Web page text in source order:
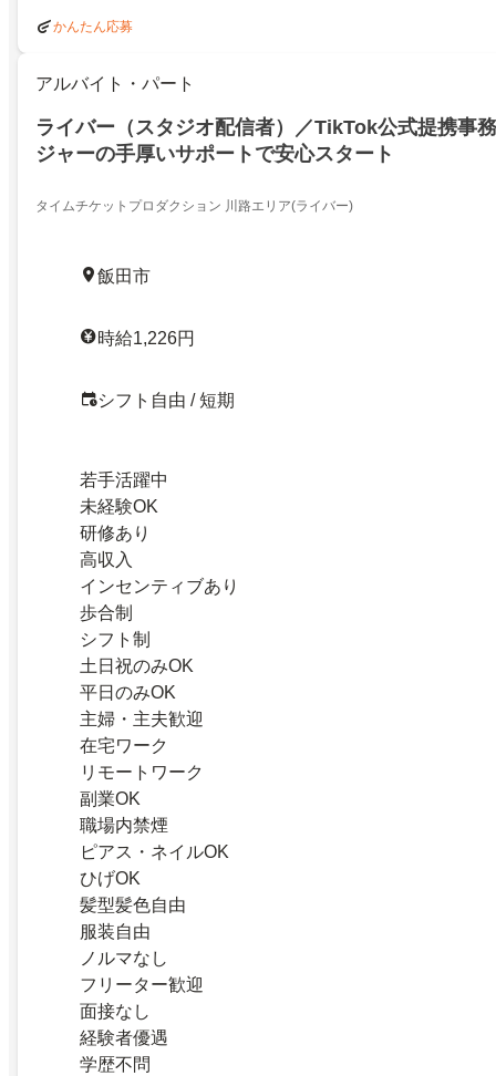
かんたん応募
アルバイト・パート
ライバー（スタジオ配信者）／TikTok公式提携事
ジャーの手厚いサポートで安心スタート
タイムチケットプロダクション 川路エリア(ライバー)
飯田市
時給1,226円
シフト自由 / 短期
若手活躍中
未経験OK
研修あり
高収入
インセンティブあり
歩合制
シフト制
土日祝のみOK
平日のみOK
主婦・主夫歓迎
在宅ワーク
リモートワーク
副業OK
職場内禁煙
ピアス・ネイルOK
ひげOK
髪型髪色自由
服装自由
ノルマなし
フリーター歓迎
面接なし
経験者優遇
学歴不問